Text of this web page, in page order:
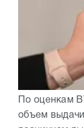
По оценкам
объем